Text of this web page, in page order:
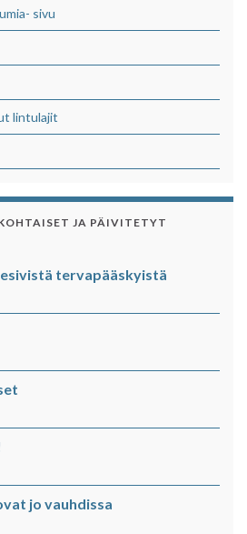
sivu
lintulajit
JA PÄIVITETYT
tervapääskyistä
jo vauhdissa